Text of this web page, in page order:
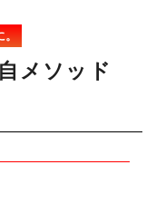
。
自 メ ソ ッ ド